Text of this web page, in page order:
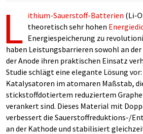
L ithium-Sauerstoff-Batterien (Li-
theoretisch sehr hohen
Energiespeicherung zu
haben Leistungsbarrieren sowohl an
der Anode ihren praktischen Einsatz
Studie schlägt eine elegante Lösung
Katalysatoren im atomaren Maßstab,
stickstoffdotiertem reduziertem
verankert sind. Dieses Material mit
verbessert die Sauerstoffreduktions-/
an der Kathode und stabilisiert